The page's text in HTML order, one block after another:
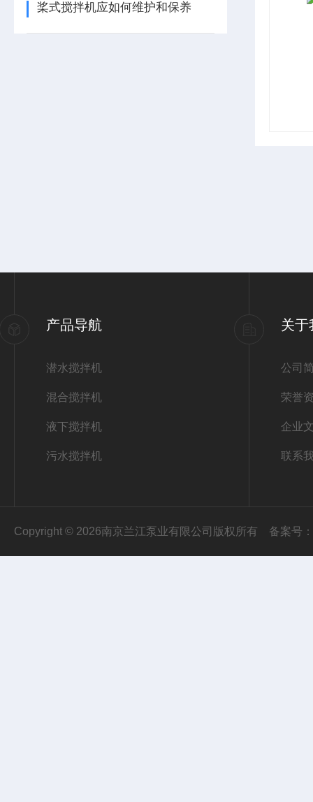
桨式搅拌机应如何维护和保养
产品导航
潜水搅拌机
混合搅拌机
液下搅拌机
污水搅拌机
关于
公司
荣誉
企业
联系
Copyright © 2026南京兰江泵业有限公司版权所有 备案号